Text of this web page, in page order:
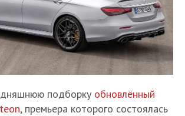
подборку обновлённый
, премьера которого состоялась